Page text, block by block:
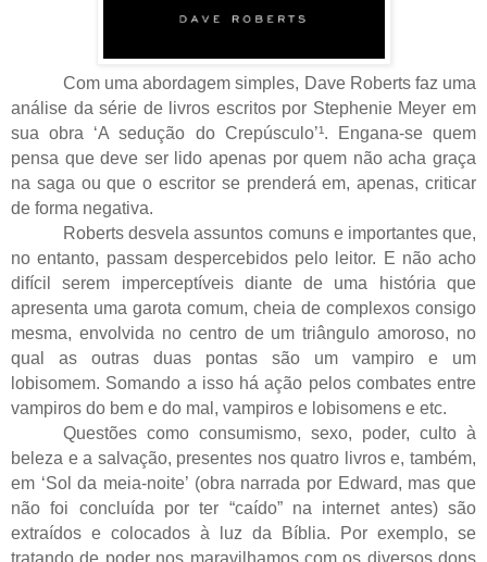
Com uma abordagem simples, Dave Roberts faz uma
análise da série de livros escritos por Stephenie Meyer em
sua obra ‘A sedução do Crepúsculo’¹. Engana-se quem
pensa que deve ser lido apenas por quem não acha graça
na saga ou que o escritor se prenderá em, apenas, criticar
de forma negativa.
Roberts desvela assuntos comuns e importantes que,
no entanto, passam despercebidos pelo leitor. E não acho
difícil serem imperceptíveis diante de uma história que
apresenta uma garota comum, cheia de complexos consigo
mesma, envolvida no centro de um triângulo amoroso, no
qual as outras duas pontas são um vampiro e um
lobisomem. Somando a isso há ação pelos combates entre
vampiros do bem e do mal, vampiros e lobisomens e etc.
Questões como consumismo, sexo, poder, culto à
beleza e a salvação, presentes nos quatro livros e, também,
em ‘Sol da meia-noite’ (obra narrada por Edward, mas que
não foi concluída por ter “caído” na internet antes) são
extraídos e colocados à luz da Bíblia. Por exemplo, se
tratando de poder nos maravilhamos com os diversos dons